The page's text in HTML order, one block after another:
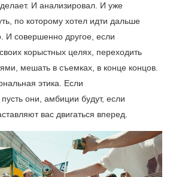
И анализировал. И уже
по которому хотел идти дальше
И совершенно другое, если
корыстных целях, переходить
мешать в съемках, в конце концов.
этика. Если
они, амбиции будут, если
вас двигаться вперед.